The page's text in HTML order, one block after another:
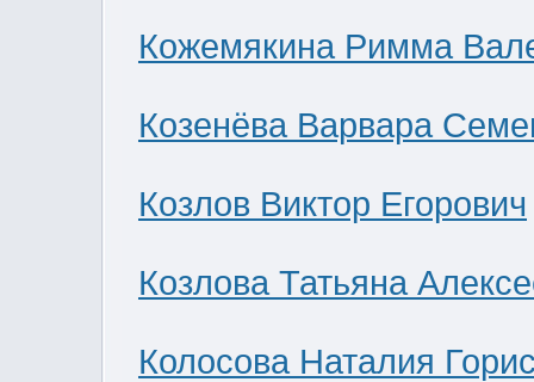
Кожемякина Римма
Козенёва Варвара
Козлов Виктор Егорович
Козлова Татьяна
Колосова Наталия